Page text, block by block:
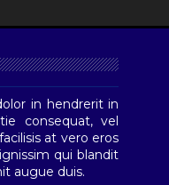
in hendrerit in
consequat, vel
at vero eros
qui blandit
augue duis.